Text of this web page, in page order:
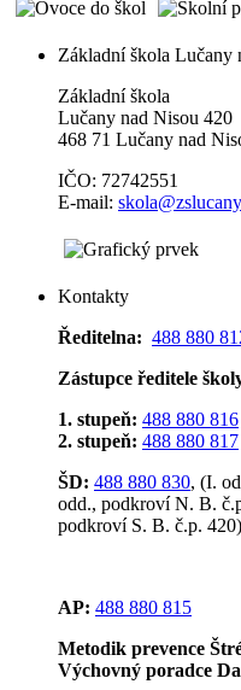
Základní škola Lučany
Základní škola
Lučany nad Nisou 420
468 71 Lučany nad
IČO: 72742551
E-mail:
Kontakty
Ředitelna: 488 880
Zástupce ředitele
1. stupeň: 488 880 816
2. stupeň: 488 880 817
ŠD: 488 880 830, (I.
odd., podkroví N. B.
podkroví S. B. č.p. 420)
AP: 488 880 815
Metodik prevence
Výchovný poradce